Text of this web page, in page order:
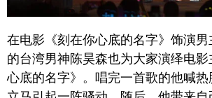
在电影《刻在你心底的名字》饰演
的台湾男神陈昊森也为大家演绎电
心底的名字》。唱完一首歌的他喊热